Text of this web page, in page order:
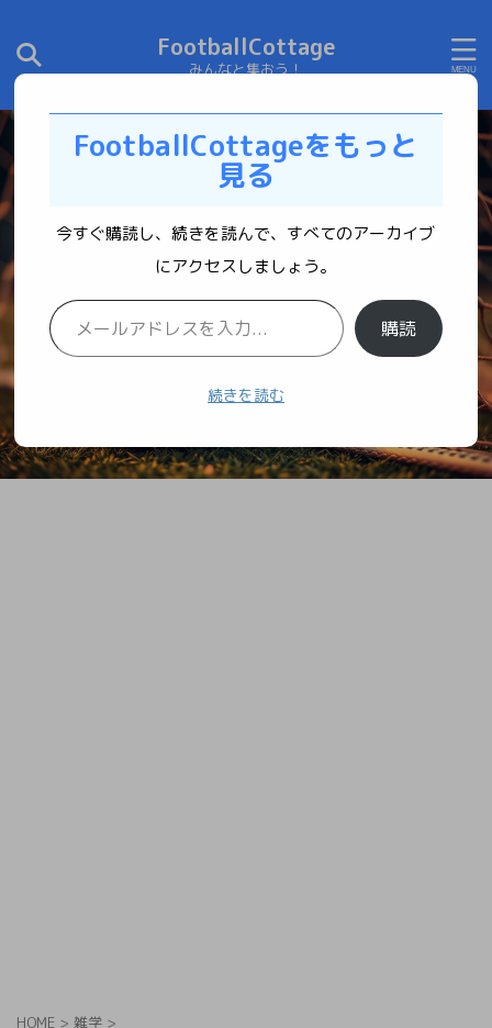
FootballCottage
みんなと集おう！
HOME > 雑学 >
FootballCottageをもっと
見る
今すぐ購読し、続きを読んで、すべてのアーカイブ
にアクセスしましょう。
購読
続きを読む